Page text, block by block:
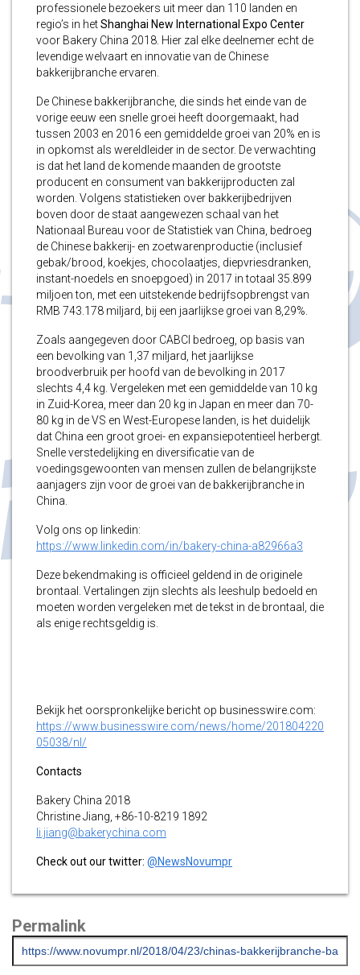
professionele bezoekers uit meer dan 110 landen en
regio’s in hetShanghai New International Expo Center
voor Bakery China 2018. Hier zal elke deelnemer echt de
levendige welvaart en innovatie van de Chinese
bakkerijbranche ervaren.
De Chinese bakkerijbranche, die sinds het einde van de
vorige eeuw een snelle groei heeft doorgemaakt, had
tussen 2003 en 2016 een gemiddelde groei van 20% en is
in opkomst als wereldleider in de sector. De verwachting
is dat het land de komende maanden de grootste
producent en consument van bakkerijproducten zal
worden. Volgens statistieken over bakkerijbedrijven
boven door de staat aangewezen schaal van het
Nationaal Bureau voor de Statistiek van China, bedroeg
de Chinese bakkerij- en zoetwarenproductie (inclusief
gebak/brood, koekjes, chocolaatjes, diepvriesdranken,
instant-noedels en snoepgoed) in 2017 in totaal 35.899
miljoen ton, met een uitstekende bedrijfsopbrengst van
RMB 743.178 miljard, bij een jaarlijkse groei van 8,29%.
Zoals aangegeven door CABCI bedroeg, op basis van
een bevolking van 1,37 miljard, het jaarlijkse
broodverbruik per hoofd van de bevolking in 2017
slechts 4,4 kg. Vergeleken met een gemiddelde van 10 kg
in Zuid-Korea, meer dan 20 kg in Japan en meer dan 70-
80 kg in de VS en West-Europese landen, is het duidelijk
dat China een groot groei- en expansiepotentieel herbergt.
Snelle verstedelijking en diversificatie van de
voedingsgewoonten van mensen zullen de belangrijkste
aanjagers zijn voor de groei van de bakkerijbranche in
China.
Volg ons op linkedin:
https://www.linkedin.com/in/bakery-china-a82966a3
Deze bekendmaking is officieel geldend in de originele
brontaal. Vertalingen zijn slechts als leeshulp bedoeld en
moeten worden vergeleken met de tekst in de brontaal, die
als enige rechtsgeldig is.
Bekijk het oorspronkelijke bericht op businesswire.com:
https://www.businesswire.com/news/home/201804220
05038/nl/
Contacts
Bakery China 2018
Christine Jiang, +86-10-8219 1892
li.jiang@bakerychina.com
Check out our twitter: @NewsNovumpr
Permalink